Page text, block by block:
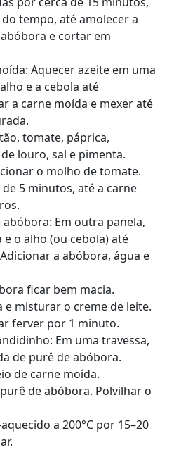
tempo, até amolecer a
e cortar em
Aquecer azeite em uma
e a cebola até
a carne moída e mexer até
tomate, páprica,
louro, sal e pimenta.
o molho de tomate.
5 minutos, até a carne
Em outra panela,
o alho (ou cebola) até
a abóbora, água e
ficar bem macia.
e misturar o creme de leite.
ferver por 1 minuto.
Em uma travessa,
de purê de abóbora.
de carne moída.
de abóbora. Polvilhar o
a 200°C por 15–20